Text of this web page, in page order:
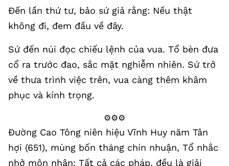
Đến lần thứ tư, bảo sứ giả rằng: Nếu thật
không đi, đem đầu về đây.
Sứ đến núi đọc chiếu lệnh của vua. Tổ bèn đưa
cổ ra trước đao, sắc mặt nghiễm nhiên. Sứ trở
về thưa trình việc trên, vua càng thêm khâm
phục và kính trọng.
⚙️⚙️⚙️
Đường Cao Tông niên hiệu Vĩnh Huy năm Tân
hợi (651), mùng bốn tháng chín nhuận, Tổ nhắc
nhở môn nhân: Tất cả các pháp, đều là giải